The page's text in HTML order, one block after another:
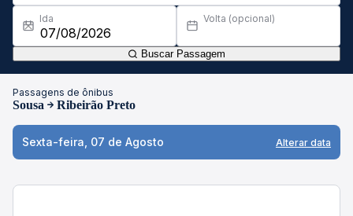
Ida Volta (opcional)
Buscar Passagem
Passagens de ônibus
Sousa Ribeirão Preto
Sexta-feira, 07 de Agosto Alterar data